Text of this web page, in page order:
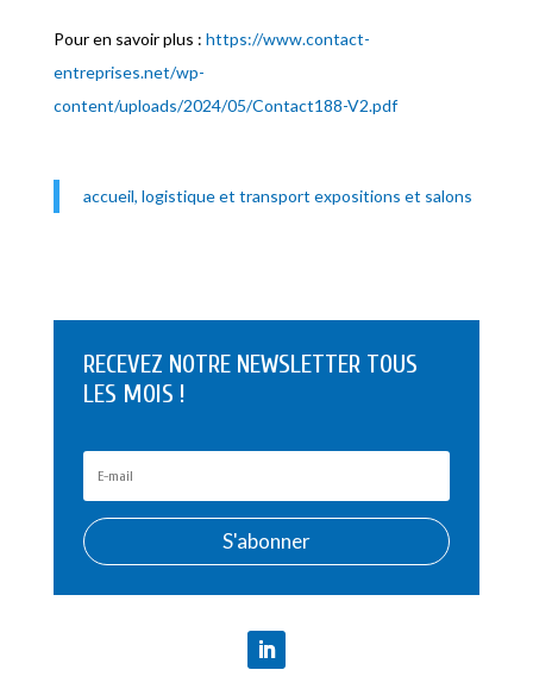
Pour en savoir plus : https://www.contact-
entreprises.net/wp-
content/uploads/2024/05/Contact188-V2.pdf
accueil, logistique et transport expositions et salons
RECEVEZ NOTRE NEWSLETTER TOUS
LES MOIS !
S'abonner